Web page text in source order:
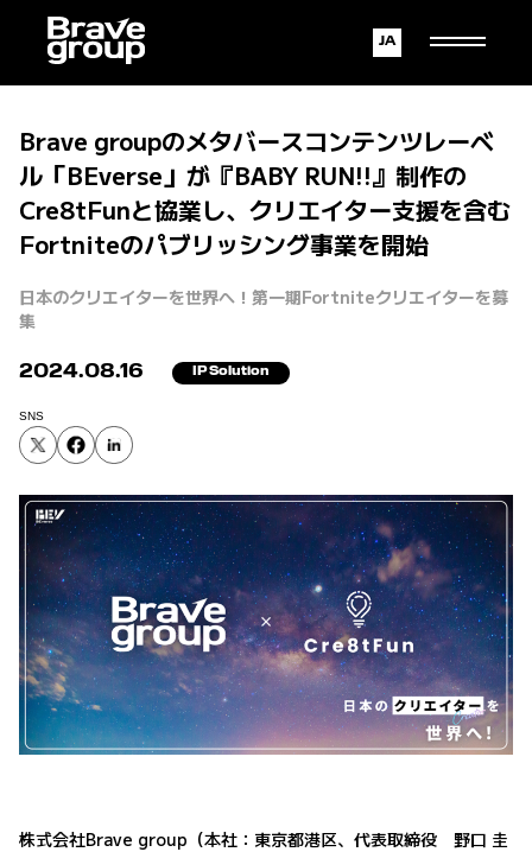
English
Japanese
Brave groupのメタバースコンテンツレーベ
ル「BEverse」が『BABY RUN!!』制作の
Cre8tFunと協業し、クリエイター支援を含む
Fortniteのパブリッシング事業を開始
日本のクリエイターを世界へ！第一期Fortniteクリエイターを募
集
2024.08.16 IP Solution
SNS
株式会社Brave group（本社：東京都港区、代表取締役 野口 圭